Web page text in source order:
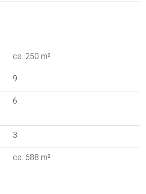
ca. 250 m²
9
6
3
ca. 688 m²